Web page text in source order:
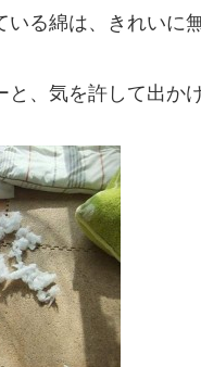
る綿は、きれいに
、気を許して出か